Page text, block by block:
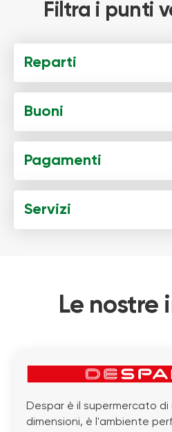
Filtra i punti
Reparti
Buoni
Pagamenti
Servizi
Le nostre
Despar è il supermercato
dimensioni, è l'ambiente